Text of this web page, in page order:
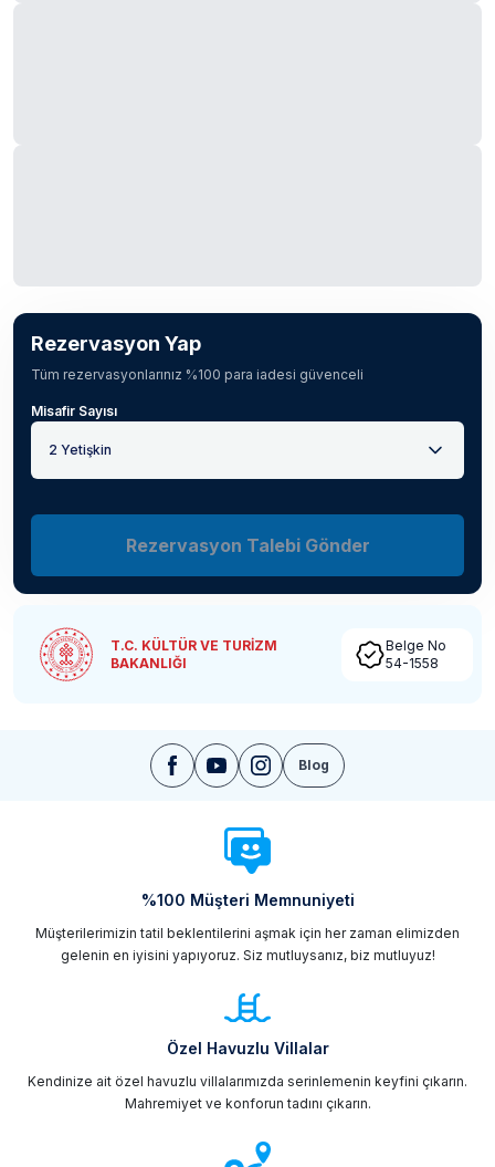
Rezervasyon Yap
Tüm rezervasyonlarınız %100 para iadesi güvenceli
Misafir Sayısı
2 Yetişkin
Rezervasyon Talebi Gönder
T.C. KÜLTÜR VE TURİZM
BAKANLIĞI
Belge No
54-1558
Blog
%100 Müşteri Memnuniyeti
Müşterilerimizin tatil beklentilerini aşmak için her zaman elimizden
gelenin en iyisini yapıyoruz. Siz mutluysanız, biz mutluyuz!
Özel Havuzlu Villalar
Kendinize ait özel havuzlu villalarımızda serinlemenin keyfini çıkarın.
Mahremiyet ve konforun tadını çıkarın.